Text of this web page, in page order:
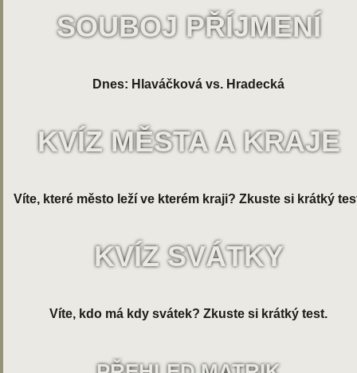
SOUBOJ PŘÍJMENÍ
Dnes: Hlaváčková vs. Hradecká
KVÍZ MĚSTA A KRAJE
Víte, které město leží ve kterém kraji? Zkuste si krátký
KVÍZ SVÁTKY
Víte, kdo má kdy svátek? Zkuste si krátký test.